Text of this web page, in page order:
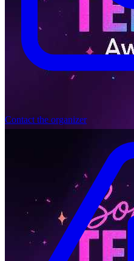
Contact the organizer